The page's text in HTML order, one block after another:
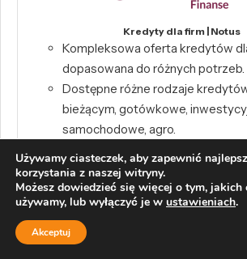
Kredyty dla firm | Notus
Kompleksowa oferta kredytów
dopasowana do różnych potrzeb.
Dostępne różne rodzaje
bieżącym, gotówkowe,
samochodowe, agro.
Dodatkowe usługi finansowe:
gwarancja de minimis.
Szczegóły
Używamy ciasteczek, aby zapewnić
korzystania z naszej witryny.
Możesz dowiedzieć się więcej o tym, jakich
używamy, lub wyłączyć je w ustawieniach.
Akceptuj